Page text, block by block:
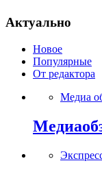
Актуально
Новое
Популярные
От редактора
Медиа